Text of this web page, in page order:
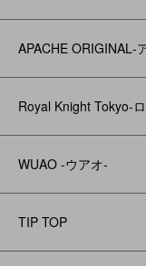
APACHE ORIGINAL‐
Royal Knight Tokyo-
WUAO -ウアオ-
TIP TOP